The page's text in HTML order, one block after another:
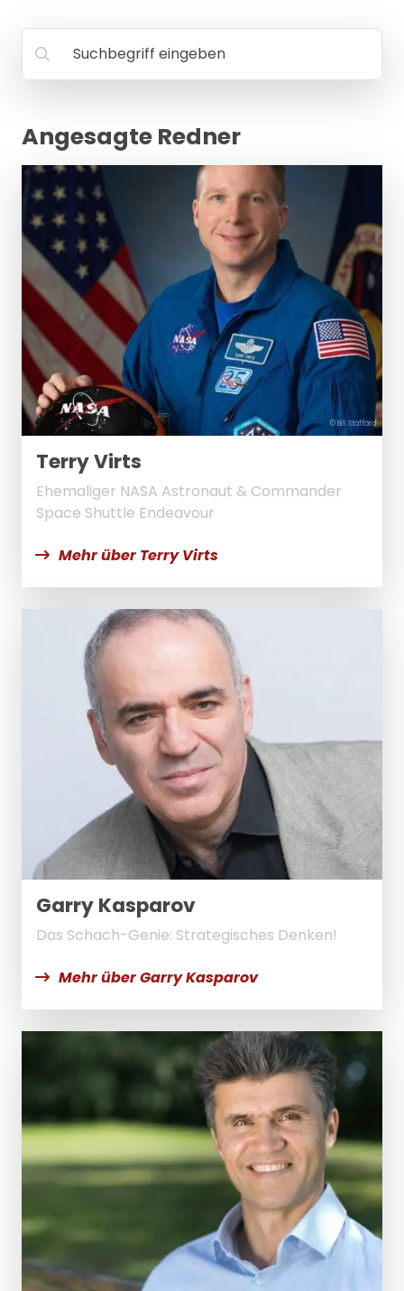
FAQ
Suchbegriff eingeben
Angesagte Redner
© Bill Stafford
Terry Virts
Ehemaliger NASA Astronaut & Commander
Space Shuttle Endeavour
Mehr über Terry Virts
Garry Kasparov
Das Schach-Genie: Strategisches Denken!
Mehr über Garry Kasparov